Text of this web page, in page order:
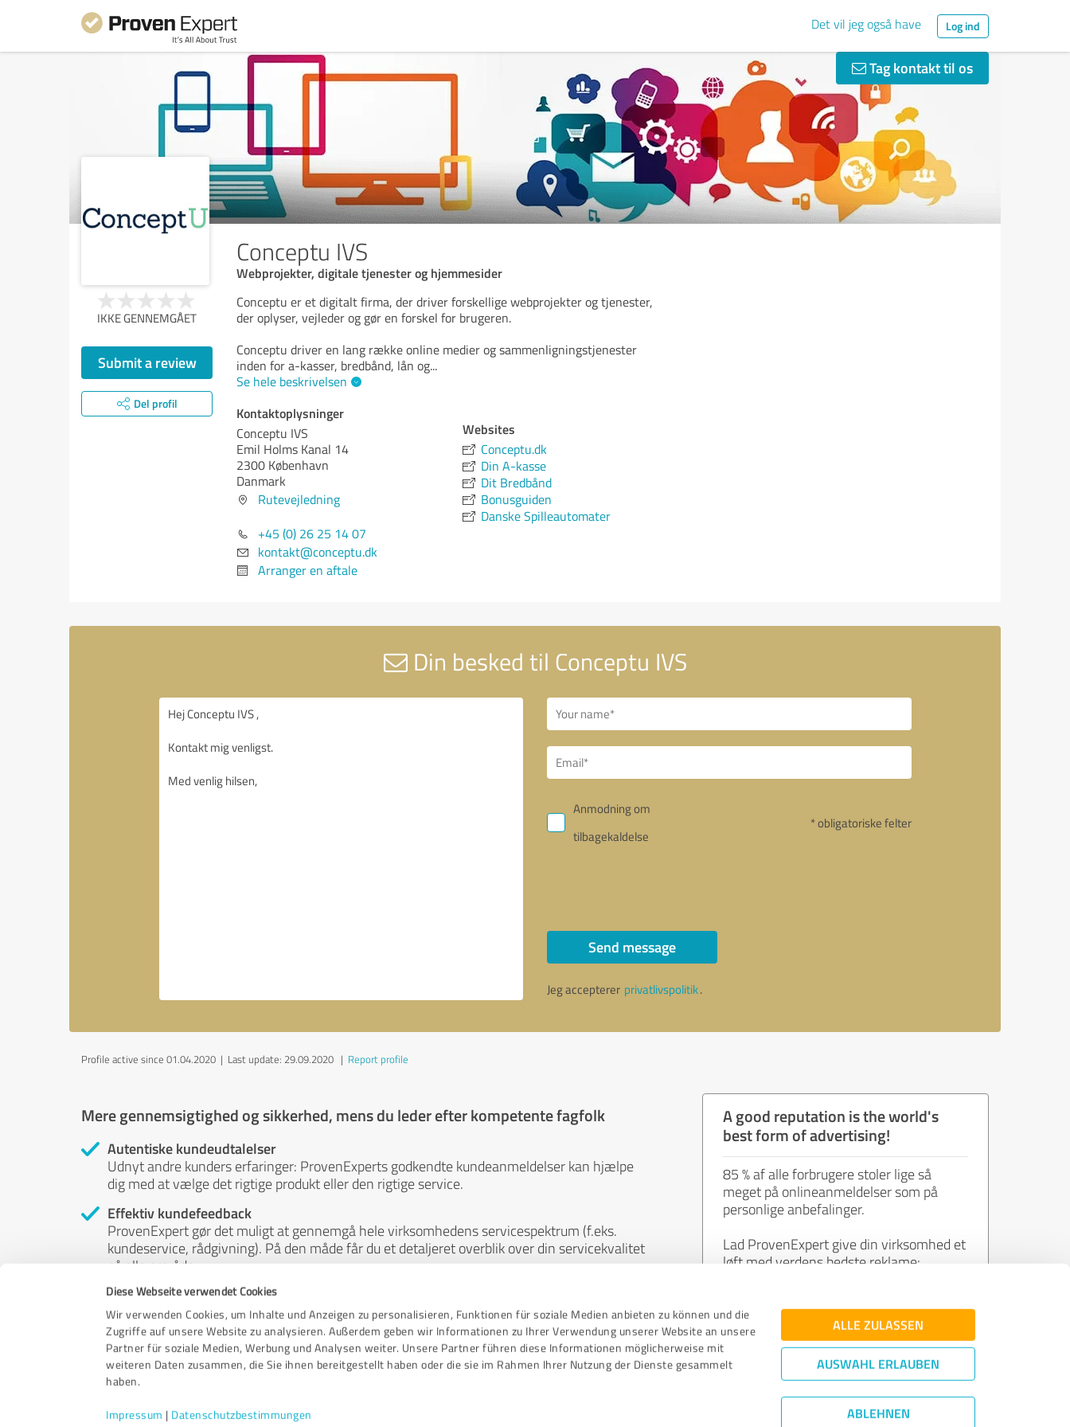
Diese Webseite verwendet Cookies
Wir verwenden Cookies, um Inhalte und Anzeigen zu personalisieren, Funktionen für soziale Medien anbieten zu können und die
Zugriffe auf unsere Website zu analysieren. Außerdem geben wir Informationen zu Ihrer Verwendung unserer Website an unsere
Partner für soziale Medien, Werbung und Analysen weiter. Unsere Partner führen diese Informationen möglicherweise mit
weiteren Daten zusammen, die Sie ihnen bereitgestellt haben oder die sie im Rahmen Ihrer Nutzung der Dienste gesammelt
haben.
Impressum | Datenschutzbestimmungen
ALLE ZULASSEN
AUSWAHL ERLAUBEN
ABLEHNEN
Det vil jeg også have Log ind
Tag kontakt til os
Conceptu IVS
Webprojekter, digitale tjenester og hjemmesider
IKKE GENNEMGÅET
Submit a review
Del profil
Conceptu er et digitalt firma, der driver forskellige webprojekter og tjenester,
der oplyser, vejleder og gør en forskel for brugeren.
Conceptu driver en lang række online medier og sammenligningstjenester
inden for a-kasser, bredbånd, lån og...
Se hele beskrivelsen
Kontaktoplysninger
Conceptu IVS
Emil Holms Kanal 14
2300 København
Danmark
Rutevejledning
+45 (0) 26 25 14 07
kontakt@conceptu.dk
Arranger en aftale
Websites
Conceptu.dk
Din A-kasse
Dit Bredbånd
Bonusguiden
Danske Spilleautomater
Din besked til Conceptu IVS
Anmodning om
tilbagekaldelse
* obligatoriske felter
Send message
Jeg accepterer privatlivspolitik.
Profile active since 01.04.2020 | Last update: 29.09.2020 | Report profile
Mere gennemsigtighed og sikkerhed, mens du leder efter kompetente fagfolk
Autentiske kundeudtalelser
Udnyt andre kunders erfaringer: ProvenExperts godkendte kundeanmeldelser kan hjælpe
dig med at vælge det rigtige produkt eller den rigtige service.
Effektiv kundefeedback
ProvenExpert gør det muligt at gennemgå hele virksomhedens servicespektrum (f.eks.
kundeservice, rådgivning). På den måde får du et detaljeret overblik over din servicekvalitet
på alle områder.
Independent reviews
ProvenExpert er gratis, uafhængig og neutral. Kunderne laver anmeldelser på eget initiativ
- deres meninger er ikke til salg. Og indholdet af anmeldelserne kan ikke påvirkes af penge
eller på nogen anden måde.
A good reputation is the world's
best form of advertising!
85 % af alle forbrugere stoler lige så
meget på onlineanmeldelser som på
personlige anbefalinger.
Lad ProvenExpert give din virksomhed et
løft med verdens bedste reklame:
Deltag nu helt gratis!